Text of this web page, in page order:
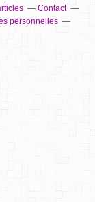
Contact
personnelles